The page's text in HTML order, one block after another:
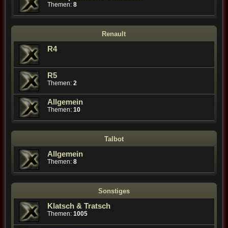
Themen: 8
Renault
R4
R5
Themen: 2
Allgemein
Themen: 10
Talbot
Allgemein
Themen: 8
Sonstiges
Klatsch & Tratsch
Themen: 1005